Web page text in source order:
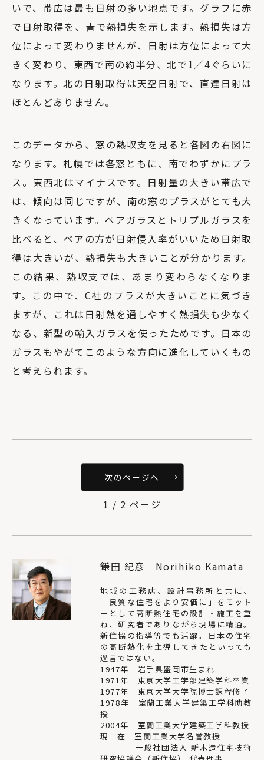
いで、帯広は最も日射の多い地点です。グラフに赤
で日射取得を、青で熱損失を示します。熱損失は方
位によって変わりませんが、日射は方位によって大
きく変わり、東西で南の約半分、北で1／4ぐらいに
なります。北の日射取得は天空日射で、直達日射は
ほとんどありません。
このデータから、窓の熱収支を見ると各図の右図に
なります。札幌では各窓ともに、南でわずかにプラ
ス。東西北はマイナスです。日射量の大きい帯広で
は、傾向は同じですが、南の窓のプラスがとても大
きくなっています。ペアガラスとトリプルガラスを
比べると、ペアの方が日射侵入率がいいため日射取
得は大きいが、熱損失も大きいことが分かります。
この結果、熱収支では、あまり変わらなくなりま
す。この中で、C社のプラスが大きいことに気づき
ますが、これは日射熱を通しやすく熱損失も少なく
なる、新型の輸入ガラスを使ったためです。日本の
ガラスもやがてこのような方向に進化していくもの
と考えられます。
次のページへ
1 / 2 ページ
鎌田 紀彦 Norihiko Kamata
地域の工務店、設計事務所と共に、
「良質な住宅をより安価に」をモット
ーとして高断熱住宅の設計・施工を重
ね、研究者でありながら現場に精通。
新住協の指導等でも活躍。日本の住宅
の高断熱化を主導してきたといっても
過言ではない。
1947年 岩手県盛岡市生まれ
1971年 東京大学工学部建築学科卒業
1977年 東京大学大学院博士課程修了
1978年 室蘭工業大学建築工学科助教
授
2004年 室蘭工業大学建築工学科教授
現 在 室蘭工業大学名誉教授
一般社団法人 新木造住宅技術